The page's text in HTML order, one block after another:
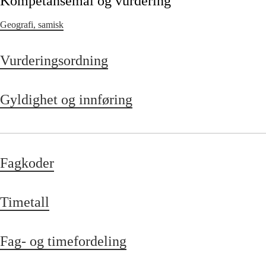
Geografi, samisk
Vurderingsordning
Gyldighet og innføring
Fagkoder
Timetall
Fag- og timefordeling